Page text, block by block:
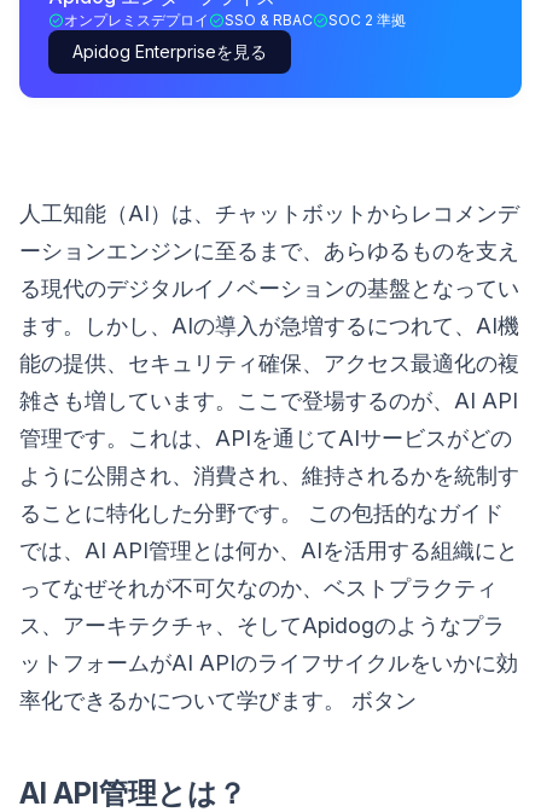
オンプレミスデプロイ SSO & RBAC SOC 2 準拠
Apidog Enterpriseを見る
人工知能（AI）は、チャットボットからレコメンデ
ーションエンジンに至るまで、あらゆるものを支え
る現代のデジタルイノベーションの基盤となってい
ます。しかし、AIの導入が急増するにつれて、AI機
能の提供、セキュリティ確保、アクセス最適化の複
雑さも増しています。ここで登場するのが、AI API
管理です。これは、APIを通じてAIサービスがどの
ように公開され、消費され、維持されるかを統制す
ることに特化した分野です。 この包括的なガイド
では、AI API管理とは何か、AIを活用する組織にと
ってなぜそれが不可欠なのか、ベストプラクティ
ス、アーキテクチャ、そしてApidogのようなプラ
ットフォームがAI APIのライフサイクルをいかに効
率化できるかについて学びます。 ボタン
AI API管理とは？